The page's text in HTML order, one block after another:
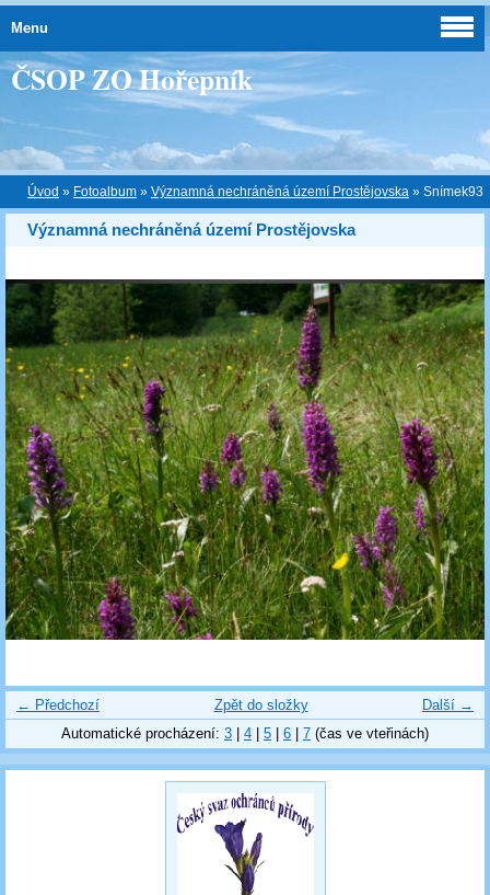
ČSOP ZO Hořepník
Úvod » Fotoalbum » Významná nechráněná území Prostějovska » Snímek93
Významná nechráněná území Prostějovska
← Předchozí Další →
Zpět do složky
Automatické procházení: 3 4 5 6 7 (čas ve vteřinách)
Menu